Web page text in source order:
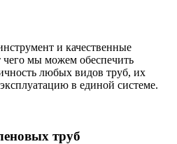
и качественные
чего мы можем обеспечить
любых видов труб, их
в единой системе.
труб